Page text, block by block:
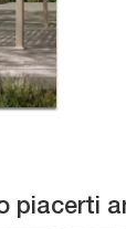
piacerti